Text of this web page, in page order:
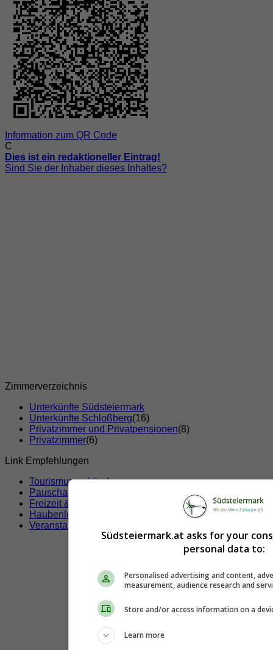
Information zum QR Code
C
Dies ist ein redaktioneller Eintrag!
Sind Sie der Inhaber dieses Inhaltes?
Zimmerverzeichnis
Unterkünfte Südsteiermark
Unterkünfte Schloßberg(16)
Privatzimmer und Privatpensionen(8)
Privatzimmer(6)
Link Empfehlungen
Tourismusverbände
Pauschalangebote
Freizeit & Sport
Haubenlokale
Veranstaltungen
Südsteiermark.at asks for your
personal data to:
Personalised advertising and content,
measurement, audience research and
Store and/or access information on a
Learn more